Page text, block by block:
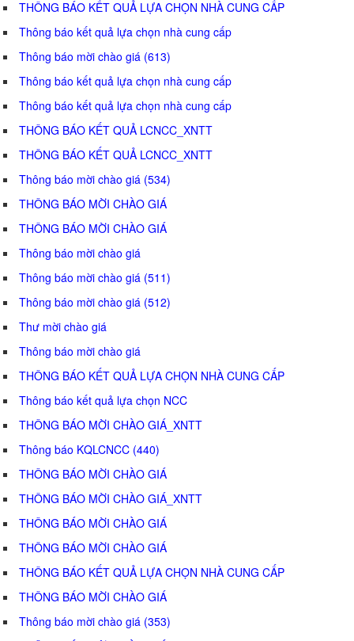
THÔNG BÁO KẾT QUẢ LỰA CHỌN NHÀ CUNG CẤP
Thông báo kết quả lựa chọn nhà cung cấp
Thông báo mời chào giá (613)
Thông báo kết quả lựa chọn nhà cung cấp
Thông báo kết quả lựa chọn nhà cung cấp
THÔNG BÁO KẾT QUẢ LCNCC_XNTT
THÔNG BÁO KẾT QUẢ LCNCC_XNTT
Thông báo mời chào giá (534)
THÔNG BÁO MỜI CHÀO GIÁ
THÔNG BÁO MỜI CHÀO GIÁ
Thông báo mời chào giá
Thông báo mời chào giá (511)
Thông báo mời chào giá (512)
Thư mời chào giá
Thông báo mời chào giá
THÔNG BÁO KẾT QUẢ LỰA CHỌN NHÀ CUNG CẤP
Thông báo kết quả lựa chọn NCC
THÔNG BÁO MỜI CHÀO GIÁ_XNTT
Thông báo KQLCNCC (440)
THÔNG BÁO MỜI CHÀO GIÁ
THÔNG BÁO MỜI CHÀO GIÁ_XNTT
THÔNG BÁO MỜI CHÀO GIÁ
THÔNG BÁO MỜI CHÀO GIÁ
THÔNG BÁO KẾT QUẢ LỰA CHỌN NHÀ CUNG CẤP
THÔNG BÁO MỜI CHÀO GIÁ
Thông báo mời chào giá (353)